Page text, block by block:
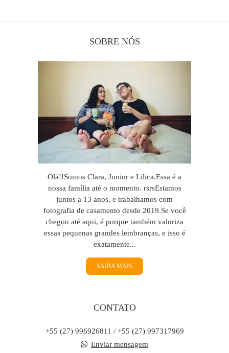
SOBRE NÓS
Olá!!Somos Clara, Junior e Lilica.Essa é a
nossa família até o momento. rsrsEstamos
juntos a 13 anos, e trabalhamos com
fotografia de casamento desde 2019.Se você
chegou até aqui, é porque também valoriza
essas pequenas grandes lembranças, e isso é
exatamente...
SAIBA MAIS
CONTATO
+55 (27) 996926811 / +55 (27) 997317969
Enviar mensagem